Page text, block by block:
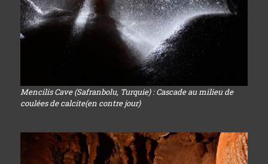
Mencilis Cave (Safranbolu, Turquie) : Cascade au milieu de
coulées de calcite(en contre jour)